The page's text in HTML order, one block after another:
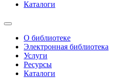
Каталоги
О библиотеке
Электронная библиотека
Услуги
Ресурсы
Каталоги